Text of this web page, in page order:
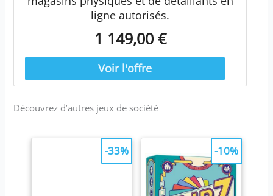
ligne autorisés.
1 149,00 €
Découvrez d’autres jeux de société
-33% -10%